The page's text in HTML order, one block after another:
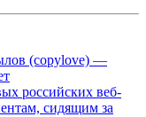
(copylove) —
российских веб-
сидящим за